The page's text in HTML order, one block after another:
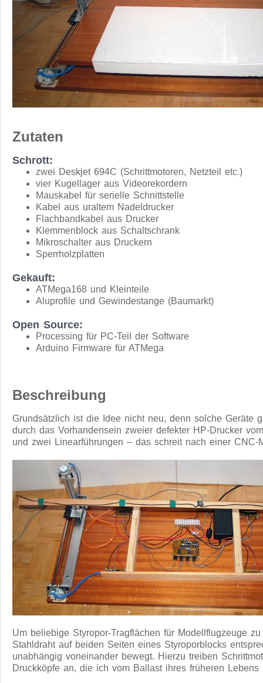
Zutaten
Schrott:
zwei Deskjet 694C (Schrittmotoren, Netzteil etc.)
vier Kugellager aus Videorekordern
Mauskabel für serielle Schnittstelle
Kabel aus uraltem Nadeldrucker
Flachbandkabel aus Drucker
Klemmenblock aus Schaltschrank
Mikroschalter aus Druckern
Sperrholzplatten
Gekauft:
ATMega168 und Kleinteile
Aluprofile und Gewindestange (Baumarkt)
Open Source:
Processing für PC-Teil der Software
Arduino Firmware für ATMega
Beschreibung
Grundsätzlich ist die Idee nicht neu, denn solche Geräte
durch das Vorhandensein zweier defekter HP-Drucker
und zwei Linearführungen – das schreit nach einer CNC-
Um beliebige Styropor-Tragflächen für Modellflugzeuge
Stahldraht auf beiden Seiten eines Styroporblocks
unabhängig voneinander bewegt. Hierzu treiben
Druckköpfe an, die ich vom Ballast ihres früheren Lebens